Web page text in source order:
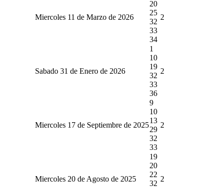
Miercoles 11 de Marzo de 2026
20
25
32
33
34
2
Sabado 31 de Enero de 2026
1
10
19
32
33
36
2
Miercoles 17 de Septiembre de 2025
9
10
13
29
32
33
2
Miercoles 20 de Agosto de 2025
19
20
22
32
2